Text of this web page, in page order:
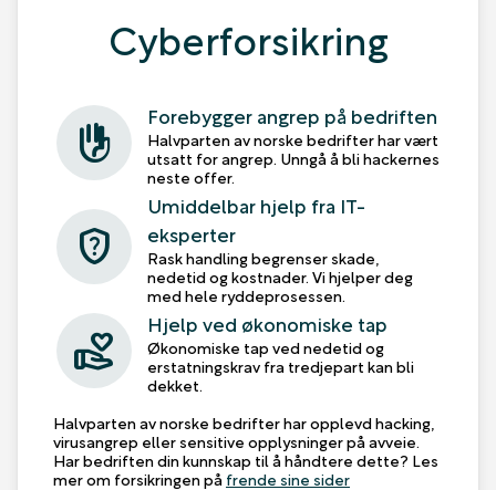
Cyberforsikring
front_hand
Forebygger angrep på bedriften
Halvparten av norske bedrifter har vært
utsatt for angrep. Unngå å bli hackernes
neste offer.
shield_question
Umiddelbar hjelp fra IT-
eksperter
Rask handling begrenser skade,
nedetid og kostnader. Vi hjelper deg
med hele ryddeprosessen.
volunteer_activism
Hjelp ved økonomiske tap
Økonomiske tap ved nedetid og
erstatningskrav fra tredjepart kan bli
dekket.
Halvparten av norske bedrifter har opplevd hacking,
virusangrep eller sensitive opplysninger på avveie.
Har bedriften din kunnskap til å håndtere dette? Les
mer om forsikringen på frende sine sider